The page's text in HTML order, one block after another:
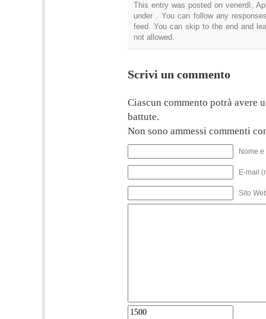
This entry was posted on venerdì,
under . You can follow any
feed. You can skip to the end and
not allowed.
Scrivi un commento
Ciascun commento potrà avere
battute.
Non sono ammessi commenti
Nome
E-mail
Sito